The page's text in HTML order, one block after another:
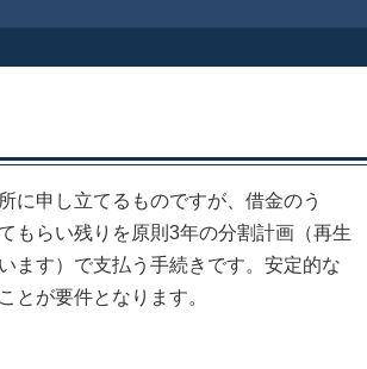
に申し立てるものですが、借金のう
もらい残りを原則3年の分割計画（再生
ます）で支払う手続きです。安定的な
とが要件となります。